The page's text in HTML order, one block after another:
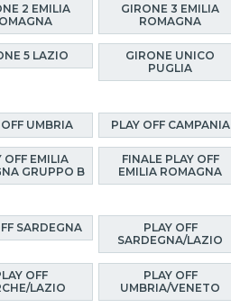
2 EMILIA
GIRONE 3 EMILIA
ROMAGNA
5 LAZIO
GIRONE UNICO
PUGLIA
UMBRIA PLAY OFF CAMPANIA
OFF EMILIA
GRUPPO B
FINALE PLAY OFF
EMILIA ROMAGNA
SARDEGNA
PLAY OFF
SARDEGNA/LAZIO
OFF
LAZIO
PLAY OFF
UMBRIA/VENETO